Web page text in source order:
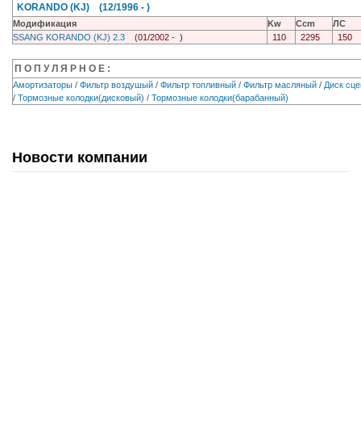
KORANDO (KJ) (12/1996 - )
Модификация Kw Ccm
ЛС
SSANG KORANDO (KJ) 2.3 (01/2002 - ) 110 2295 150
П О П У Л Я Р Н О Е :
Амортизаторы / Фильтр воздушый / Фильтр топливный / Фильтр масляный / Диск
/ Тормозные колодки(дисковый) / Тормозные колодки(барабанный)
Новости компании